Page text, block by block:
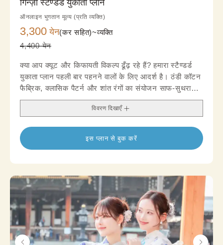
गिन्ज़ा स्टैण्डर्ड युकाता प्लान
ऑनलाइन भुगतान मूल्य (प्रति व्यक्ति)
3,300 येन(कर सहित)~व्यक्ति
4,400 येन
क्या आप क्यूट और किफायती विकल्प ढूँढ़ रहे हैं? हमारा स्टैण्डर्ड
युकाता प्लान पहली बार पहनने वालों के लिए आदर्श है। ठंडी कॉटन
फैब्रिक, क्लासिक पैटर्न और शांत रंगों का संयोजन साफ-सुथरा
लुक देता है। अपनी पसंद के ओबी और एक्सेसरी के साथ आसानी
विवरण दिखाएँ
इस प्लान से बुक करें